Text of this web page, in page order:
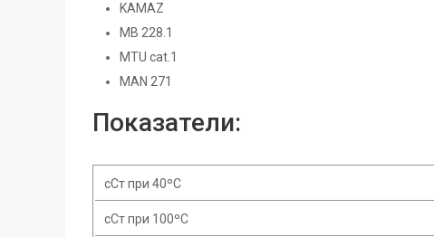
KAMAZ
MB 228.1
MTU cat.1
MAN 271
Показатели:
сСт при 40ºC
сСт при 100ºC